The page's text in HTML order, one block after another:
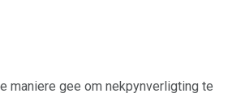
maniere gee om nekpynverligting te